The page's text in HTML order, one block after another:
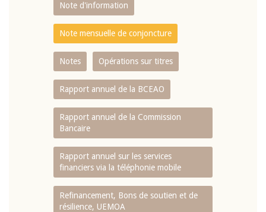
Note d'information
Note mensuelle de conjoncture
Notes Opérations sur titres
Rapport annuel de la BCEAO
Rapport annuel de la Commission
Bancaire
Rapport annuel sur les services
financiers via la téléphonie mobile
Refinancement, Bons de soutien et de
résilience, UEMOA